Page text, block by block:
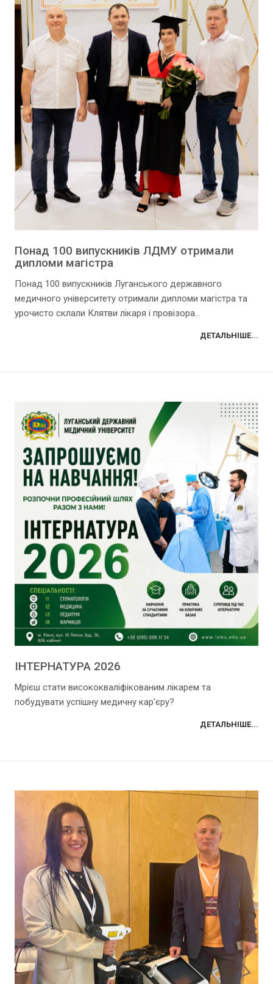
Понад 100 випускників ЛДМУ отримали
дипломи магістра
Понад 100 випускників Луганського державного
медичного університету отримали дипломи магістра та
урочисто склали Клятви лікаря і провізора...
ДЕТАЛЬНІШЕ...
ІНТЕРНАТУРА 2026
Мрієш стати висококваліфікованим лікарем та
побудувати успішну медичну кар'єру?
ДЕТАЛЬНІШЕ...